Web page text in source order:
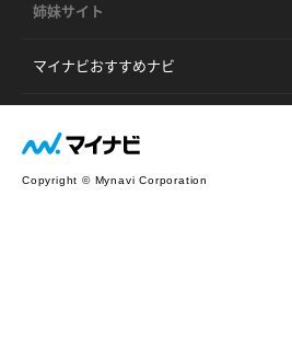
姉妹サイト
マイナビおすすめナビ
Copyright © Mynavi Corporation